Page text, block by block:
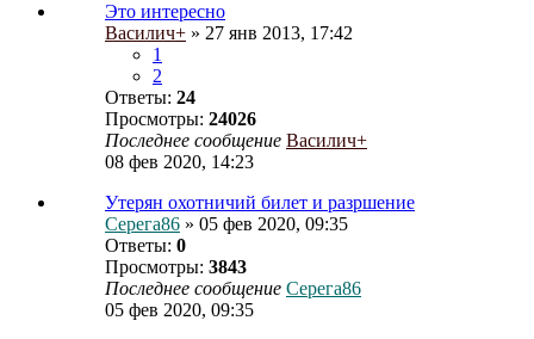
Это интересно
Василич+ » 27 янв 2013, 17:42
1
2
Ответы: 24
Просмотры: 24026
Последнее сообщение Василич+
08 фев 2020, 14:23
Утерян охотничий билет и разршение
Серега86 » 05 фев 2020, 09:35
Ответы: 0
Просмотры: 3843
Последнее сообщение Серега86
05 фев 2020, 09:35